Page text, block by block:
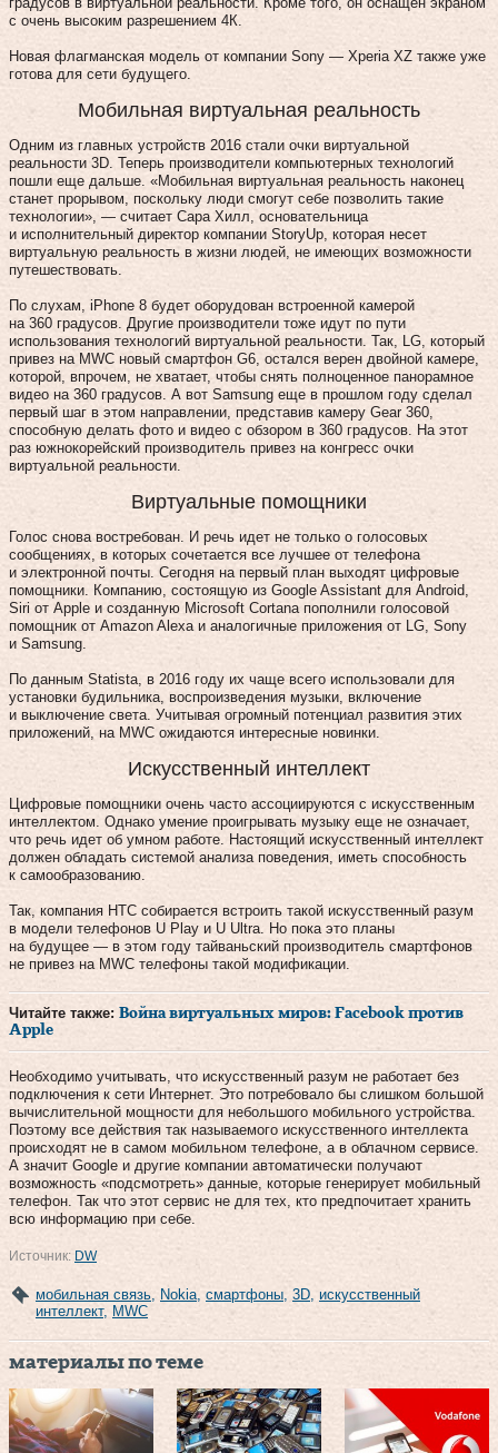
с очень высоким разрешением 4К.
Новая флагманская модель от компании Sony — Xperia XZ также уже
готова для сети будущего.
Мобильная виртуальная реальность
Одним из главных устройств 2016 стали очки виртуальной
реальности 3D. Теперь производители компьютерных технологий
пошли еще дальше. «Мобильная виртуальная реальность наконец
станет прорывом, поскольку люди смогут себе позволить такие
технологии», — считает Сара Хилл, основательница
и исполнительный директор компании StoryUp, которая несет
виртуальную реальность в жизни людей, не имеющих возможности
путешествовать.
По слухам, iPhone 8 будет оборудован встроенной камерой
на 360 градусов. Другие производители тоже идут по пути
использования технологий виртуальной реальности. Так, LG, который
привез на MWC новый смартфон G6, остался верен двойной камере,
которой, впрочем, не хватает, чтобы снять полноценное панорамное
видео на 360 градусов. А вот Samsung еще в прошлом году сделал
первый шаг в этом направлении, представив камеру Gear 360,
способную делать фото и видео с обзором в 360 градусов. На этот
раз южнокорейский производитель привез на конгресс очки
виртуальной реальности.
Виртуальные помощники
Голос снова востребован. И речь идет не только о голосовых
сообщениях, в которых сочетается все лучшее от телефона
и электронной почты. Сегодня на первый план выходят цифровые
помощники. Компанию, состоящую из Google Assistant для Android,
Siri от Apple и созданную Microsoft Cortana пополнили голосовой
помощник от Amazon Alexa и аналогичные приложения от LG, Sony
и Samsung.
По данным Statista, в 2016 году их чаще всего использовали для
установки будильника, воспроизведения музыки, включение
и выключение света. Учитывая огромный потенциал развития этих
приложений, на MWC ожидаются интересные новинки.
Искусственный интеллект
Цифровые помощники очень часто ассоциируются с искусственным
интеллектом. Однако умение проигрывать музыку еще не означает,
что речь идет об умном работе. Настоящий искусственный интеллект
должен обладать системой анализа поведения, иметь способность
к самообразованию.
Так, компания HTC собирается встроить такой искусственный разум
в модели телефонов U Play и U Ultra. Но пока это планы
на будущее — в этом году тайваньский производитель смартфонов
не привез на MWC телефоны такой модификации.
Читайте также: Война виртуальных миров: Facebook против
Apple
Необходимо учитывать, что искусственный разум не работает без
подключения к сети Интернет. Это потребовало бы слишком большой
вычислительной мощности для небольшого мобильного устройства.
Поэтому все действия так называемого искусственного интеллекта
происходят не в самом мобильном телефоне, а в облачном сервисе.
А значит Google и другие компании автоматически получают
возможность «подсмотреть» данные, которые генерирует мобильный
телефон. Так что этот сервис не для тех, кто предпочитает хранить
всю информацию при себе.
Источник: DW
мобильная связь Nokia смартфоны 3D искусственный
интеллект, MWC
материалы по теме